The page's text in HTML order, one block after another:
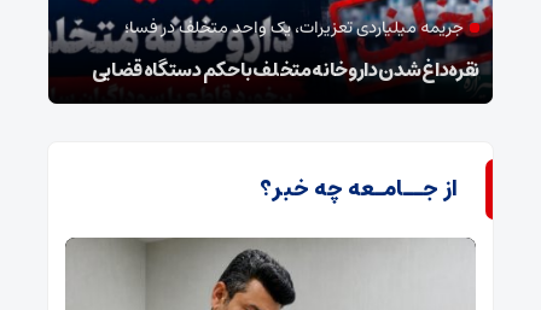
جریمه میلیاردی تعزیرات، یک واحد متخلف در فسا؛
نقره‌داغ شدن داروخانه متخلف با حکم دستگاه قضایی
از جــامـعه چه خبر؟